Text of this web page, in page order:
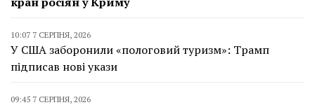
10:07 7 СЕРПНЯ, 2026
У США заборонили «пологовий туризм»: Трамп
підписав нові укази
09:45 7 СЕРПНЯ, 2026